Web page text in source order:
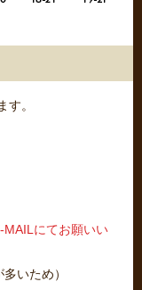
。
にてお願いい
いため）